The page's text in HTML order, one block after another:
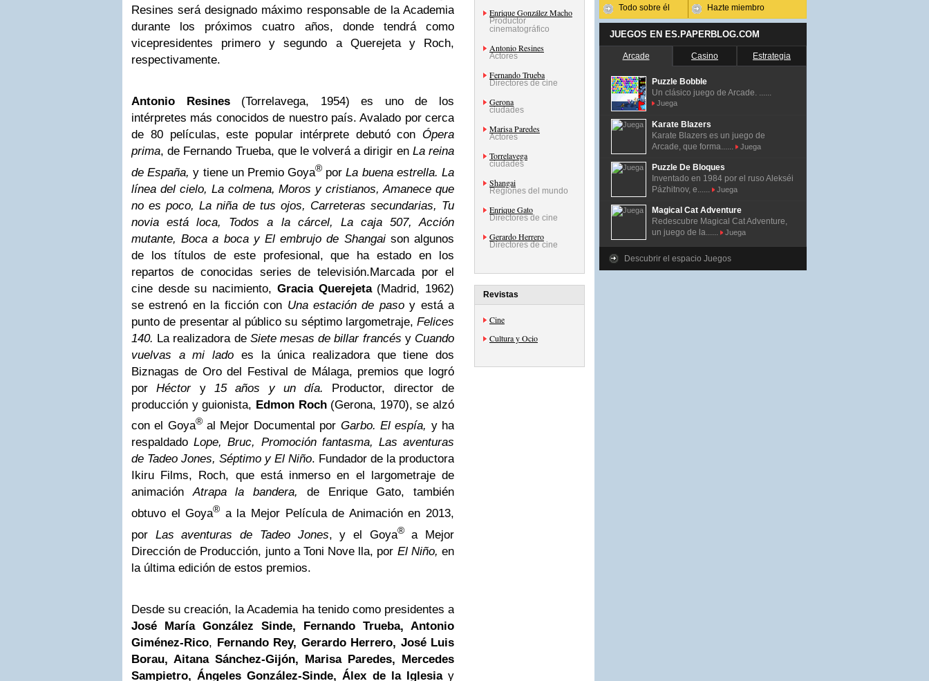
Resines será designado máximo responsable de la Academia
durante los próximos cuatro años, donde tendrá como
vicepresidentes primero y segundo a Querejeta y Roch,
respectivamente.
Antonio Resines(Torrelavega, 1954) es uno de los
intérpretes más conocidos de nuestro país. Avalado por cerca
de 80 películas, este popular intérprete debutó con Ópera
prima, de Fernando Trueba, que le volverá a dirigir en La reina
de España,y tiene un Premio Goya® por La buena estrella. La
línea del cielo, La colmena, Moros y cristianos, Amanece que
no es poco, La niña de tus ojos, Carreteras secundarias, Tu
novia está loca, Todos a la cárcel, La caja 507, Acción
mutante, Boca a boca y El embrujo de Shangai son algunos
de los títulos de este profesional, que ha estado en los
repartos de conocidas series de televisión.Marcada por el
cine desde su nacimiento, Gracia Querejeta(Madrid, 1962)
se estrenó en la ficción con Una estación de pasoy está a
punto de presentar al público su séptimo largometraje, Felices
140. La realizadora de Siete mesas de billar francés y Cuando
vuelvas a mi lado es la única realizadora que tiene dos
Biznagas de Oro del Festival de Málaga, premios que logró
porHéctor y 15 años y un día. Productor, director de
producción y guionista, Edmon Roch(Gerona, 1970), se alzó
con el Goya®al Mejor Documental por Garbo. El espía, y ha
respaldado Lope, Bruc, Promoción fantasma, Las aventuras
de Tadeo Jones, Séptimo y El Niño. Fundador de la productora
Ikiru Films, Roch, que está inmerso en el largometraje de
animaciónAtrapa la bandera,
de Enrique Gato, también
obtuvo el Goya® a la Mejor Película de Animación en 2013,
por Las aventuras de Tadeo Jones, y el Goya®a Mejor
Dirección de Producción, junto a Toni Nove lla, por El Niño,en
la última edición de estos premios.
Desde su creación, la Academia ha tenido como presidentes a
José María González Sinde, Fernando Trueba, Antonio
Giménez-Rico, Fernando Rey, Gerardo Herrero, José Luis
Borau, Aitana Sánchez-Gijón, Marisa Paredes, Mercedes
Sampietro, Ángeles González-Sinde, Álex de la Iglesiay
Enrique González Macho
Productor
cinematográfico
Antonio Resines
Actores
Fernando Trueba
Directores de cine
Gerona
ciudades
Marisa Paredes
Actores
Torrelavega
ciudades
Shangai
Regiones del mundo
Enrique Gato
Directores de cine
Gerardo Herrero
Directores de cine
Revistas
Cine
Cultura y Ocio
Todo sobre él Hazte miembro
JUEGOS EN ES.PAPERBLOG.COM
Arcade Casino Estrategia
Puzzle Bobble
Un clásico juego de Arcade. ......
Juega
Karate Blazers
Karate Blazers es un juego de
Arcade, que forma......
Juega
Puzzle De Bloques
Inventado en 1984 por el ruso Alekséi
Pázhitnov, e......
Juega
Magical Cat Adventure
Redescubre Magical Cat Adventure,
un juego de la......
Juega
Descubrir el espacio Juegos